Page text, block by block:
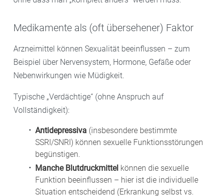
Medikamente als (oft übersehener) Faktor
Arzneimittel können Sexualität beeinflussen – zum
Beispiel über Nervensystem, Hormone, Gefäße oder
Nebenwirkungen wie Müdigkeit.
Typische „Verdächtige“ (ohne Anspruch auf
Vollständigkeit):
Antidepressiva (insbesondere bestimmte
SSRI/SNRI) können sexuelle Funktionsstörungen
begünstigen.
Manche Blutdruckmittel können die sexuelle
Funktion beeinflussen – hier ist die individuelle
Situation entscheidend (Erkrankung selbst vs.